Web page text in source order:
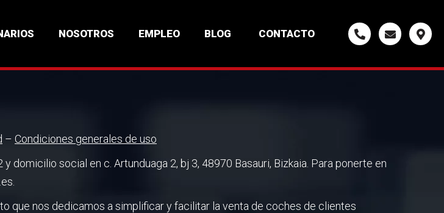
NOSOTROS EMPLEO BLOG CONTACTO
– Condiciones generales de uso
social en c. Artunduaga 2, bj 3, 48970 Basauri, Bizkaia. Para ponerte en
que nos dedicamos a simplificar y facilitar la venta de coches de clientes